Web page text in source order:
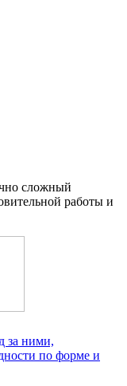
сложный
работы и
за ними,
по форме и